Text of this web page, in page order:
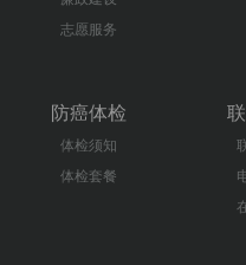
志愿服务
防癌体检
体检须知
体检套餐